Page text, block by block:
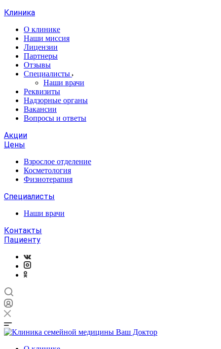
Клиника
О клинике
Наши миссия
Лицензии
Партнеры
Отзывы
Специалисты
Наши врачи
Реквизиты
Надзорные органы
Вакансии
Вопросы и ответы
Акции
Цены
Взрослое отделение
Косметология
Физиотерапия
Специалисты
Наши врачи
Контакты
Пациенту